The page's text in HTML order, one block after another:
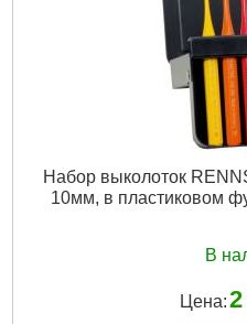
Набор выколоток
10мм, в пластиковом
В
Цена: